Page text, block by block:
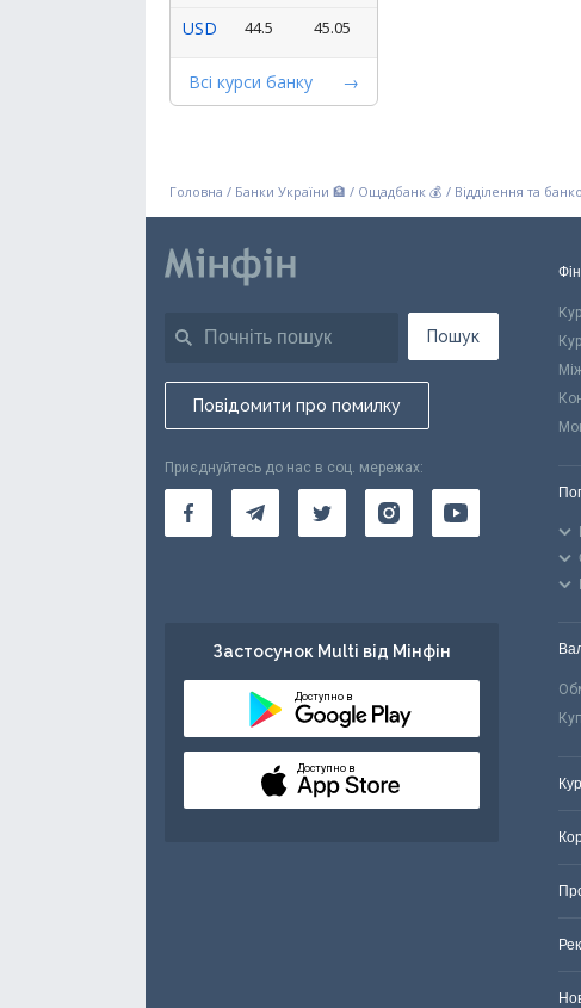
USD 44.5 45.05
Всі курси банку
Головна / Банки України 🏦 / Ощадбанк 💰 / Відділення та
Пошук
Повідомити про помилку
Приєднуйтесь до нас в соц. мережах:
Застосунок Multi від Мінфін
Доступно в
Доступно в